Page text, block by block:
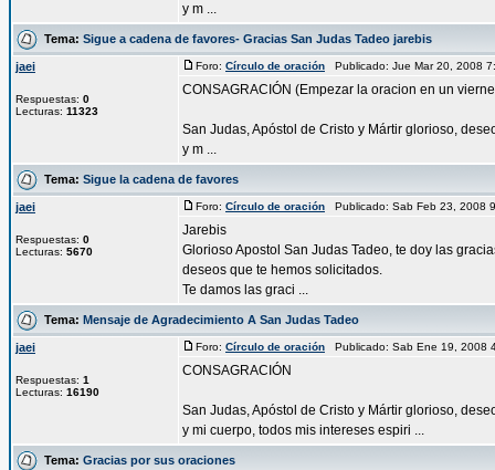
y m ...
Tema: Sigue a cadena de favores- Gracias San Judas Tadeo jarebis
jaei
Respuestas: 0
Lecturas: 11323
Foro: Círculo de oración Publicado: Jue Mar 20, 2008
CONSAGRACIÓN (Empezar la oracion en un
San Judas, Apóstol de Cristo y Mártir glorioso,
y m ...
Tema: Sigue la cadena de favores
jaei
Respuestas: 0
Lecturas: 5670
Foro: Círculo de oración Publicado: Sab Feb 23, 2008
Jarebis
Glorioso Apostol San Judas Tadeo, te doy las
deseos que te hemos solicitados.
Te damos las graci ...
Tema: Mensaje de Agradecimiento A San Judas Tadeo
jaei
Respuestas: 1
Lecturas: 16190
Foro: Círculo de oración Publicado: Sab Ene 19,
CONSAGRACIÓN
San Judas, Apóstol de Cristo y Mártir glorioso,
y mi cuerpo, todos mis intereses espiri ...
Tema: Gracias por sus oraciones